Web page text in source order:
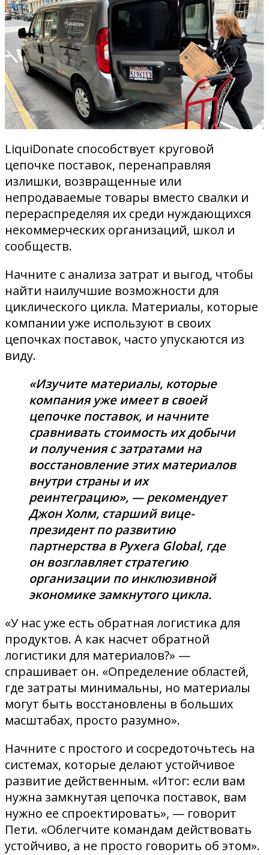
LiquiDonate способствует круговой
цепочке поставок, перенаправляя
излишки, возвращенные или
непродаваемые товары вместо свалки и
перераспределяя их среди нуждающихся
некоммерческих организаций, школ и
сообществ.
Начните с анализа затрат и выгод, чтобы
найти наилучшие возможности для
циклического цикла. Материалы, которые
компании уже используют в своих
цепочках поставок, часто упускаются из
виду.
«Изучите материалы, которые
компания уже имеет в своей
цепочке поставок, и начните
сравнивать стоимость их добычи
и получения с затратами на
восстановление этих материалов
внутри страны и их
реинтеграцию», — рекомендует
Джон Холм, старший вице-
президент по развитию
партнерства в Pyxera Global, где
он возглавляет стратегию
организации по инклюзивной
экономике замкнутого цикла.
«У нас уже есть обратная логистика для
продуктов. А как насчет обратной
логистики для материалов?» —
спрашивает он. «Определение областей,
где затраты минимальны, но материалы
могут быть восстановлены в больших
масштабах, просто разумно».
Начните с простого и сосредоточьтесь на
системах, которые делают устойчивое
развитие действенным. «Итог: если вам
нужна замкнутая цепочка поставок, вам
нужно ее спроектировать», — говорит
Пети. «Облегчите командам действовать
устойчиво, а не просто говорить об этом».